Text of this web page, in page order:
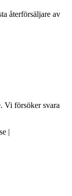
återförsäljare av
Vi försöker svara
|